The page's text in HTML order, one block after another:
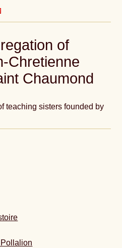
of
Chretienne
Chaumond
teaching sisters founded by